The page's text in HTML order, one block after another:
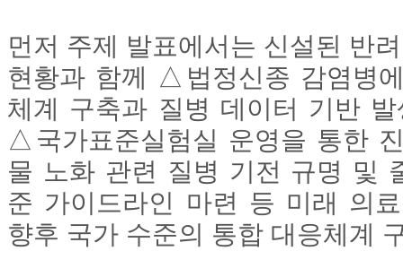
먼저 주제 발표에서는 신설된 반
현황과 함께 △법정신종 감염병
체계 구축과 질병 데이터 기반
△국가표준실험실 운영을 통한
물 노화 관련 질병 기전 규명 및
준 가이드라인 마련 등 미래 의
향후 국가 수준의 통합 대응체계